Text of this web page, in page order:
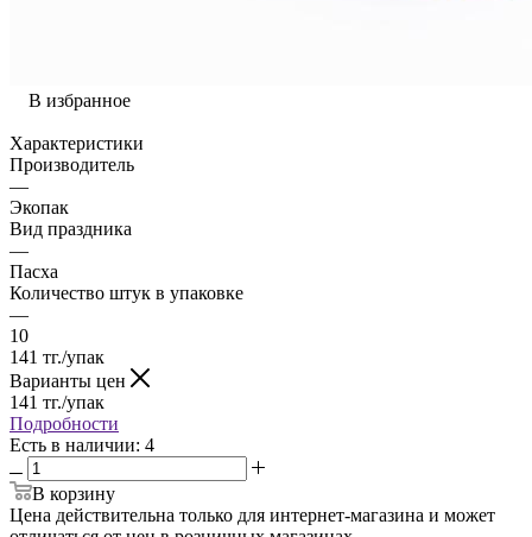
В избранное
Характеристики
Производитель
—
Экопак
Вид праздника
—
Пасха
Количество штук в упаковке
—
10
141 тг./упак
Варианты цен
141 тг./упак
Подробности
Есть в наличии: 4
В корзину
Цена действительна только для интернет-магазина и может